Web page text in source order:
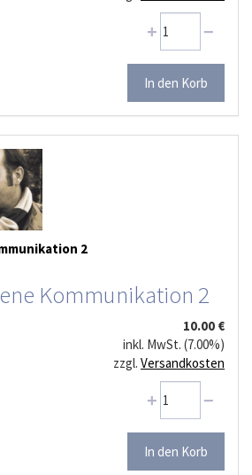
2
Kommunikation 2
10.00 €
inkl. MwSt. (7.00%)
zzgl. Versandkosten